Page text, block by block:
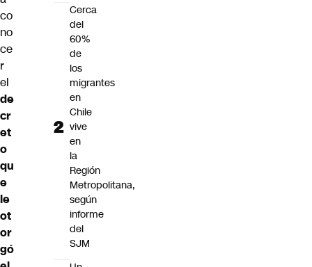
co
no
ce
r
el
de
cr
et
o
qu
e
le
ot
or
gó
Cerca
del
60%
de
los
migrantes
en
Chile
vive
en
la
Región
Metropolitana,
según
informe
del
SJM